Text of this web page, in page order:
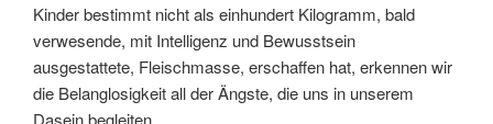
Kinder bestimmt nicht als einhundert Kilogramm, bald
verwesende, mit Intelligenz und Bewusstsein
ausgestattete, Fleischmasse, erschaffen hat, erkennen wir
die Belanglosigkeit all der Ängste, die uns in unserem
Dasein begleiten.